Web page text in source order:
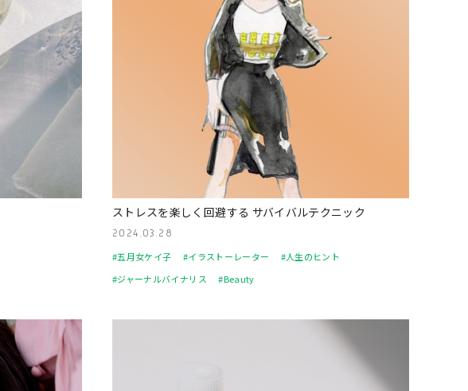
ストレスを楽しく回避する サバイバルテクニック
2024.03.28
#五月女ケイ子 #イラストーレーター
#人生のヒント
#ジャーナルバイナリス
#Beauty